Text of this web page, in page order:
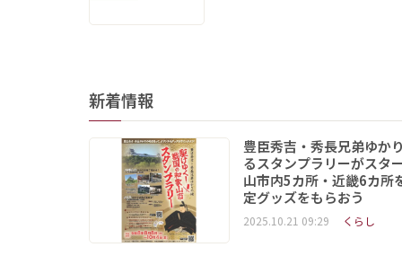
新着情報
豊臣秀吉・秀長兄弟ゆか
るスタンプラリーがス
山市内5カ所・近畿6カ所
定グッズをもらおう
2025.10.21 09:29 くらし